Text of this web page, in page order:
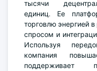
тысячи
единиц. Ее
торговлю энергией
спросом и
Используя
компания
поддерживает